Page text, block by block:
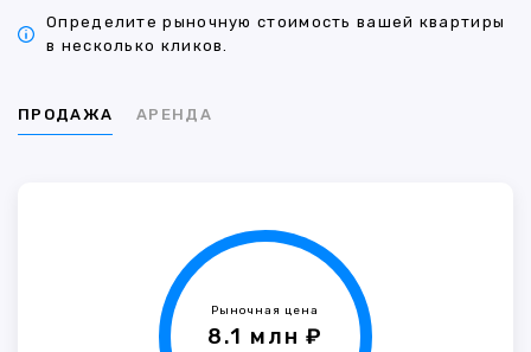
Определите рыночную стоимость вашей квартиры
в несколько кликов.
ПРОДАЖА АРЕНДА
Рыночная цена
8.1 млн ₽